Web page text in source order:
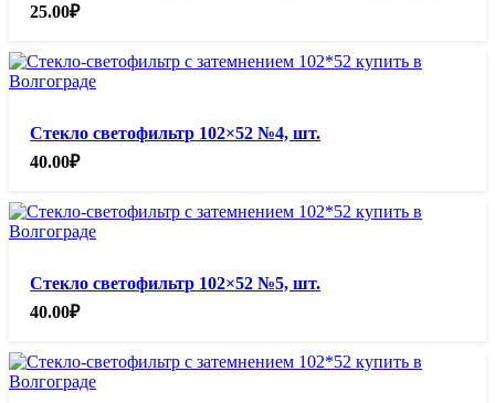
25.00₽
Стекло светофильтр 102×52 №4, шт.
40.00₽
Стекло светофильтр 102×52 №5, шт.
40.00₽